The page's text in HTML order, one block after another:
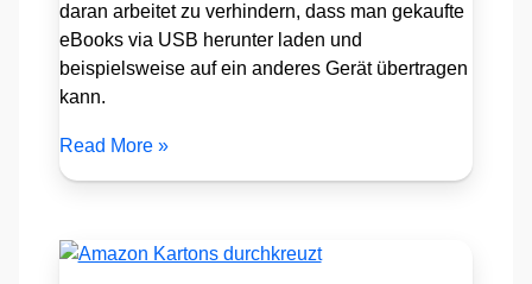
daran arbeitet zu verhindern, dass man gekaufte
eBooks via USB herunter laden und
beispielsweise auf ein anderes Gerät übertragen
kann.
Read More »